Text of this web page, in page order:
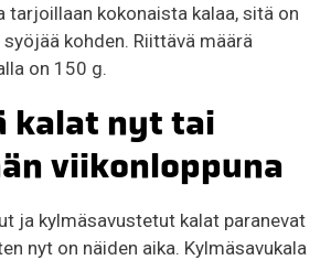
tarjoillaan kokonaista kalaa, sitä on
kohden. Riittävä määrä
on 150 g.
kalat nyt tai
viikonloppuna
ja kylmäsavustetut kalat paranevat
nyt on näiden aika. Kylmäsavukala